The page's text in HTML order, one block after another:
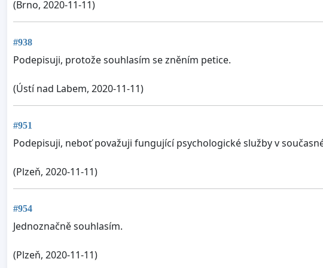
(Brno, 2020-11-11)
#938
Podepisuji, protože souhlasím se zněním petice.
(Ústí nad Labem, 2020-11-11)
#951
Podepisuji, neboť považuji fungující psychologické služby v
(Plzeň, 2020-11-11)
#954
Jednoznačně souhlasím.
(Plzeň, 2020-11-11)